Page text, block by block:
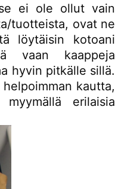
ei ole ollut vain
tuotteista, ovat ne
löytäisin kotoani
vaan kaappeja
hyvin pitkälle sillä.
kautta,
erilaisia